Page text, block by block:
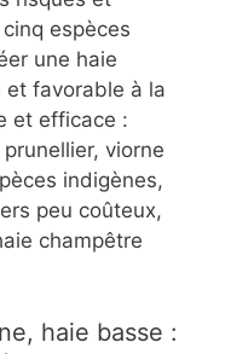
espèces
une haie
et favorable à la
et efficace :
viorne
indigènes,
peu coûteux,
champêtre
haie basse :